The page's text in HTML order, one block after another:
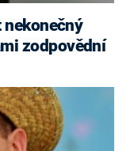
zodpovědní